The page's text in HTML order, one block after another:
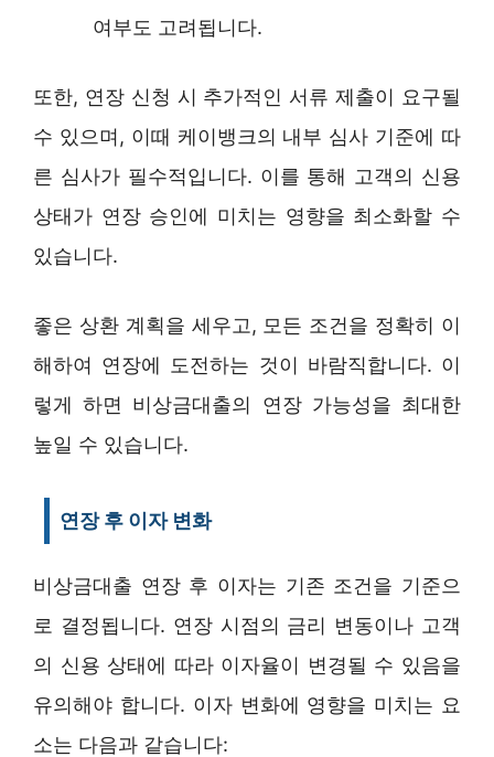
여부도 고려됩니다.
또한, 연장 신청 시 추가적인 서류 제출이 요구될
수 있으며, 이때 케이뱅크의 내부 심사 기준에 따
른 심사가 필수적입니다. 이를 통해 고객의 신용
상태가 연장 승인에 미치는 영향을 최소화할 수
있습니다.
좋은 상환 계획을 세우고, 모든 조건을 정확히 이
해하여 연장에 도전하는 것이 바람직합니다. 이
렇게 하면 비상금대출의 연장 가능성을 최대한
높일 수 있습니다.
연장 후 이자 변화
비상금대출 연장 후 이자는 기존 조건을 기준으
로 결정됩니다. 연장 시점의 금리 변동이나 고객
의 신용 상태에 따라 이자율이 변경될 수 있음을
유의해야 합니다. 이자 변화에 영향을 미치는 요
소는 다음과 같습니다: